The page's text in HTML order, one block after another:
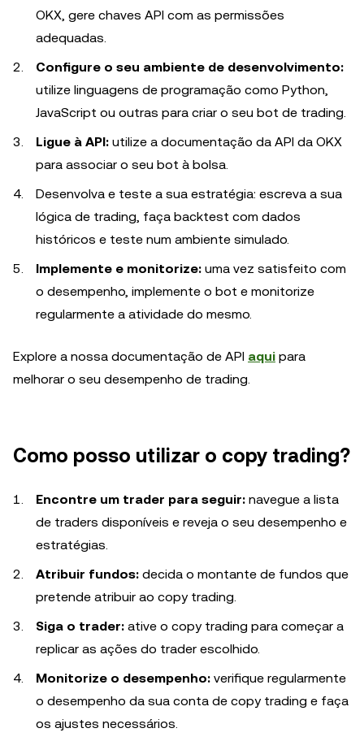
OKX, gere chaves API com as permissões
adequadas.
Configure o seu ambiente de desenvolvimento:
utilize linguagens de programação como Python,
JavaScript ou outras para criar o seu bot de trading.
Ligue à API: utilize a documentação da API da OKX
para associar o seu bot à bolsa.
Desenvolva e teste a sua estratégia: escreva a sua
lógica de trading, faça backtest com dados
históricos e teste num ambiente simulado.
Implemente e monitorize: uma vez satisfeito com
o desempenho, implemente o bot e monitorize
regularmente a atividade do mesmo.
Explore a nossa documentação de API aqui para
melhorar o seu desempenho de trading.
Como posso utilizar o copy trading?
Encontre um trader para seguir: navegue a lista
de traders disponíveis e reveja o seu desempenho e
estratégias.
Atribuir fundos: decida o montante de fundos que
pretende atribuir ao copy trading.
Siga o trader: ative o copy trading para começar a
replicar as ações do trader escolhido.
Monitorize o desempenho: verifique regularmente
o desempenho da sua conta de copy trading e faça
os ajustes necessários.